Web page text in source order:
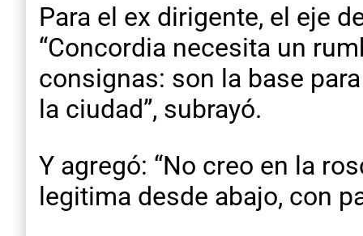
Para el ex dirigente, el eje
“Concordia necesita un
consignas: son la base
la ciudad”, subrayó.
Y agregó: “No creo en la
legitima desde abajo, con